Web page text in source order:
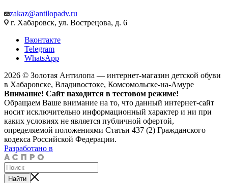
zakaz@antilopadv.ru
г. Хабаровск, ул. Вострецова, д. 6
Вконтакте
Telegram
WhatsApp
2026 © Золотая Антилопа — интернет-магазин детской обуви
в Хабаровске, Владивостоке, Комсомольске-на-Амуре
Внимание! Сайт находится в тестовом режиме!
Обращаем Ваше внимание на то, что данный интернет-сайт
носит исключительно информационный характер и ни при
каких условиях не является публичной офертой,
определяемой положениями Статьи 437 (2) Гражданского
кодекса Российской Федерации.
Разработано в
Найти